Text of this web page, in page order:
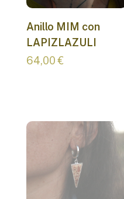
Anillo MIM con
LAPIZLAZULI
64,00€